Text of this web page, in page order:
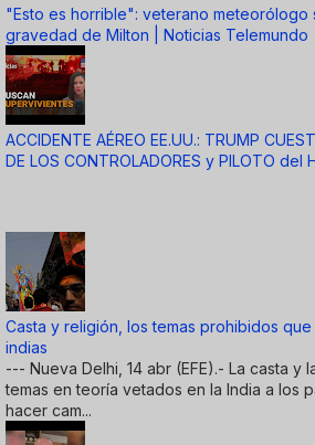
"Esto es horrible": veterano meteorólogo
gravedad de Milton | Noticias Telemundo
ACCIDENTE AÉREO EE.UU.: TRUMP
DE LOS CONTROLADORES y PILOTO del
Casta y religión, los temas prohibidos
indias
--- Nueva Delhi, 14 abr (EFE).- La casta y
temas en teoría vetados en la India a los
hacer cam...